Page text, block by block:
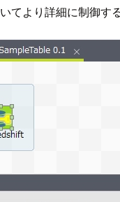
てより詳細に制御す